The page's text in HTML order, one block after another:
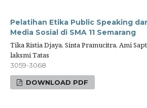
Pelatihan Etika Public Speaking
Media Sosial di SMA 11 Semarang
Tika Ristia Djaya, Sinta Pramucitra, Ami
laksmi Tatas
3059-3068
DOWNLOAD PDF